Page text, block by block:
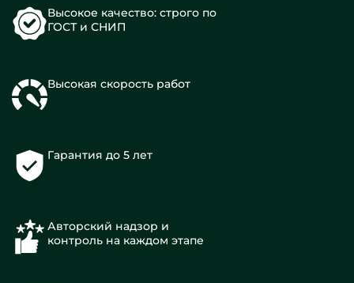
Высокое качество: строго по
ГОСТ и СНИП
Высокая скорость работ
Гарантия до 5 лет
Авторский надзор и
контроль на каждом этапе